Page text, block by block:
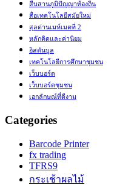
สืบสานภูมิปัญญาท้องถิ่น
สื่อเทคโนโลยีสมัยใหม่
สุลต่านเมห์เมตที่ 2
หลักคิดและค่านิยม
อิสตันบูล
เทคโนโลยีการศึกษาชุมชน
เว็บบอร์ด
เว็บบอร์ดชุมชน
เอกลักษณ์ที่ดีงาม
Categories
Barcode Printer
fx trading
TFRS9
กระเช้าผลไม้